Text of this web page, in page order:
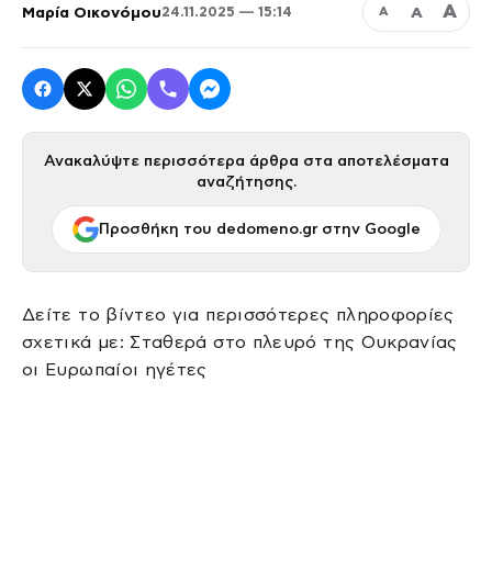
Μαρία Οικονόμου24.11.2025 — 15:14 Α Α Α
Ανακαλύψτε περισσότερα άρθρα στα αποτελέσματα
αναζήτησης.
Προσθήκη του dedomeno.gr στην Google
Δείτε το βίντεο για περισσότερες πληροφορίες
σχετικά με: Σταθερά στο πλευρό της Ουκρανίας
οι Ευρωπαίοι ηγέτες